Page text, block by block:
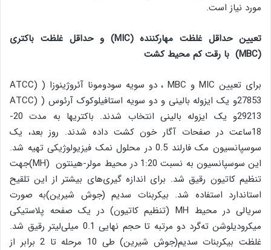
مورد نیاز است.
تعیین حداقل غلظت مهارکننده(MIC)
و حداقل غلظت باکتری
(MBC)
با رقت کم محیط کشت
برای تعیین MIC و MBC ، دو سویه سودومونا آئروژینوزا ( (ATCC
27853و یک ایزوله بالینی و دو سویه استافیلوکوک آرئوس ( (ATCC
29213و یک ایزوله بالینی انتخاب شدند. باکتریها به مدت 20-
18ساعت در صفحات آگار خون کشت داده شدند. روز بعد، یک
سوسپانسیون مک فارلند 0.5 در محلول نمک فیزیولوژیکی تهیه شد.
این سوسپانسیون به نسبت 1:20 در محیط مولر-هینتون (MH)جهت
تنظیم کاتیون رقیق شد. برای اندازه گیری‌های بیشتر از این تلقیح
استاندارد استفاده شد. بیکربنات سدیم (جوش شیرین)به صورت
سریالی در محیط MH (تنظیم کاتیون) در یک صفحه پلاستیکی
میکرودیلوشن ته‌گرد دو مرتبه تا حجم نهایی 0.1 میلی‌لیتر رقیق شد.
غلظت بیکربنات سدیم(جوش شیرین) طی 10 مرحله تا 2 برابر از